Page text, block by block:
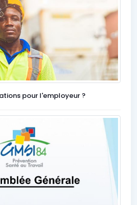
pour l'employeur ?